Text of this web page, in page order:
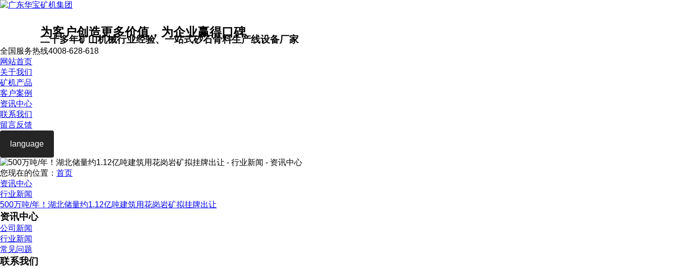
为客户创造更多价值，为企业赢得口碑
二十多年矿山机械行业经验、一站式砂石骨料生产线设备厂家
全国服务热线4008-628-618
网站首页
关于我们
矿机产品
客户案例
资讯中心
联系我们
留言反馈
language
您现在的位置： 首页
资讯中心
行业新闻
500万吨/年！湖北储量约1.12亿吨建筑用花岗岩矿拟挂牌出让
资讯中心
公司新闻
行业新闻
常见问题
联系我们